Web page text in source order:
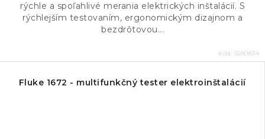
rýchle a spoľahlivé merania elektrických inštalácií. S
rýchlejším testovaním, ergonomickým dizajnom a
bezdrôtovou...
Kód: 5580834
Fluke 1672 - multifunkčný tester elektroinštalácií